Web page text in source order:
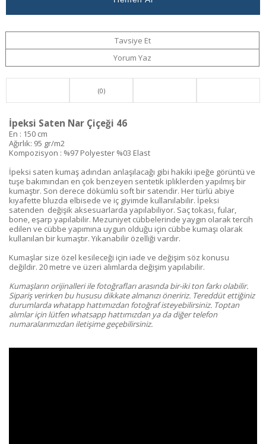
Tavsiye Et
Yorum Yaz
(0)
İpeksi Saten Nar Çiçeği 46
En : 150 cm
Ağırlık: 95 gr/m2
Kompozisyon : %97 Polyester %03 Elast
İpeksi saten kumaş adından anlaşılacağı gibi hakiki ipeğe görüntü ve
tuşe bakımından en çok benzeyen sentetik ipliklerden yapılmış bir
kumaştır. Son derece dökümlü soft bir satendir. Her türlü abiye
kıyafette bluzda elbisede ve iç giyimde kullanılabilir. İpeksi
satenden değişik aksesuarlarda yapılabiliyor. Saç tokası, fular,
bone, eşarp yapılabilir. Mezuniyet cübbelerinde yaygın olarak tercih
edilen ve cübbe yapımına uygun olduğu için cübbe kumaşı olarak
kullanılan bir kumaştır. Yıkanabilir özelliği vardır.
Kumaşlar size özel kesileceği için iade ve değişim söz konusu
değildir. 20 metre ve üzeri alımlarda değişim yapılabilir.
Kumaşların orijinalleri ile fotoğrafları arasında bir-iki ton farkı olabilir.
Sipariş verirken bu hususu dikkate almanızı öneririz. Tereddüt ettiğiniz
durumlarda whatapp hattımızdan fotoğraf isteyebilirsiniz. Toptan
alımlar için lütfen whatsapp hattımızdan ya da diğer telefon
numaralarımızdan iletişime geçebilirsiniz.